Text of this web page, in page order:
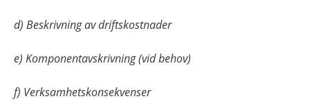
d) Beskrivning av driftskostnader
e) Komponentavskrivning (vid behov)
f) Verksamhetskonsekvenser